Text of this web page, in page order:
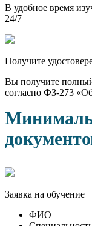
В удобное время
24/7
Получите
Вы получите
согласно ФЗ-273
Заявка на обучение
ФИО